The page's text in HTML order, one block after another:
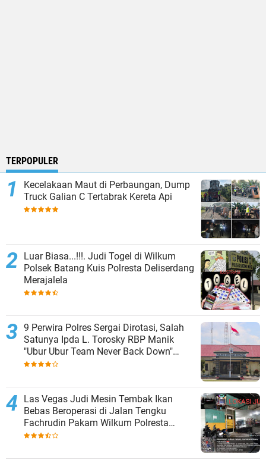
TERPOPULER
Kecelakaan Maut di Perbaungan, Dump
Truck Galian C Tertabrak Kereta Api
Luar Biasa...!!!. Judi Togel di Wilkum
Polsek Batang Kuis Polresta Deliserdang
Merajalela
9 Perwira Polres Sergai Dirotasi, Salah
Satunya Ipda L. Torosky RBP Manik
"Ubur Ubur Team Never Back Down"
Menempati Polsek Dolok Masihul
Las Vegas Judi Mesin Tembak Ikan
Bebas Beroperasi di Jalan Tengku
Fachrudin Pakam Wilkum Polresta
Deliserdang